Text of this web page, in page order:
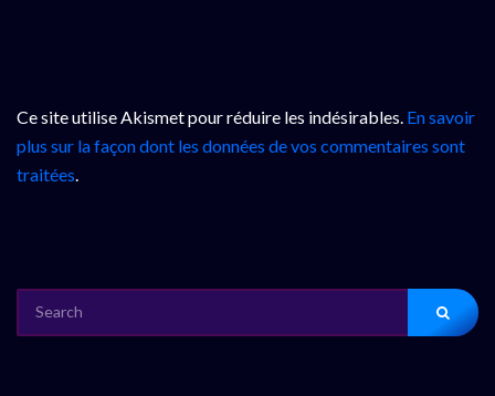
Ce site utilise Akismet pour réduire les indésirables. En savoir
plus sur la façon dont les données de vos commentaires sont
traitées.
FOR: